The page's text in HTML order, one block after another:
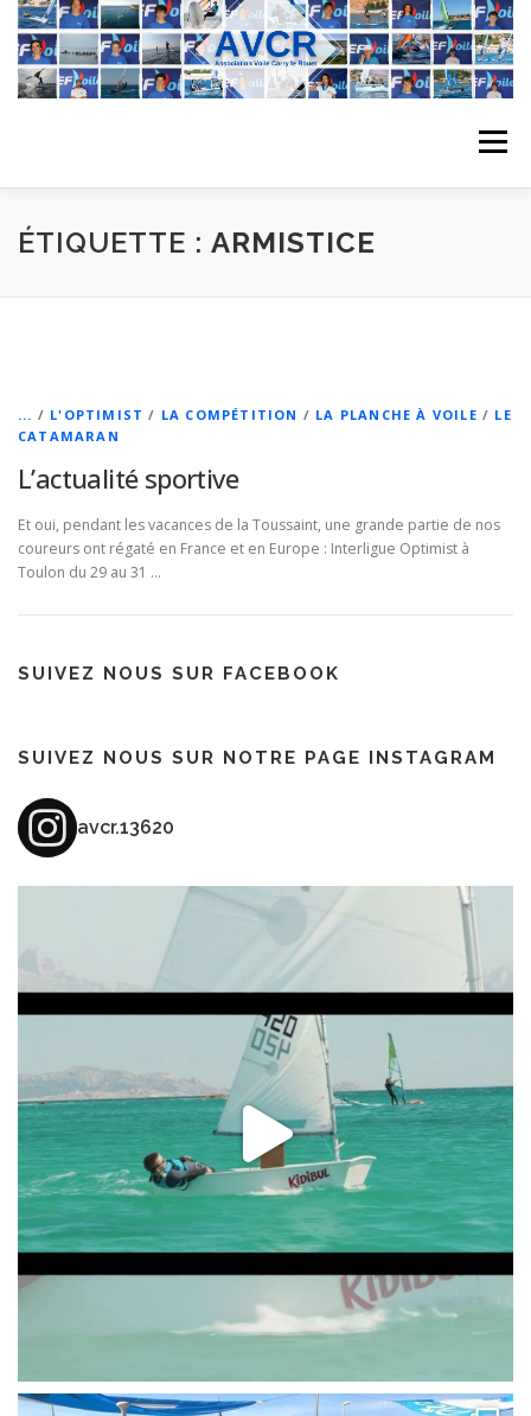
Aller
contenu
Menu
ACCUEIL L’ASSOCIATION ACTIVITÉS DU CLUB
REGATES ALBUMS PHOTO
PLANNING DES COURS
ÉTIQUETTE : ARMISTICE
... / L'OPTIMIST / LA COMPÉTITION / LA PLANCHE À VOILE / LE
CATAMARAN
L’actualité sportive
Et oui, pendant les vacances de la Toussaint, une grande partie de nos
coureurs ont régaté en France et en Europe : Interligue Optimist à
Toulon du 29 au 31 …
SUIVEZ NOUS SUR FACEBOOK
SUIVEZ NOUS SUR NOTRE PAGE INSTAGRAM
avcr.13620